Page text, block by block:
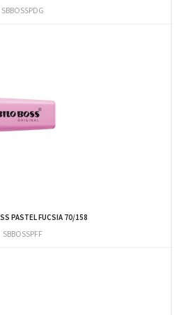
SBBOSSPDG
PASTEL FUCSIA 70/158
SBBOSSPFF